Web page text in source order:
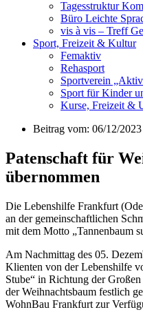
Tagesstruktur
Büro Leichte
vis à vis – Treff
Sport, Freizeit & Kultur
Femaktiv
Rehasport
Sportverein
Sport für Kinder
Kurse, Freizeit &
Beitrag vom: 06/12/2023
Patenschaft für
übernommen
Die Lebenshilfe Frankfurt
an der gemeinschaftlichen
mit dem Motto „Tannenbaum
Am Nachmittag des 05.
Klienten von der Lebenshilfe
Stube“ in Richtung der
der Weihnachtsbaum festlich
WohnBau Frankfurt zur